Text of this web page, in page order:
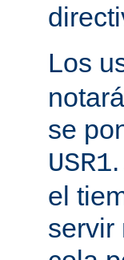
Los
se
USR1
el
servir